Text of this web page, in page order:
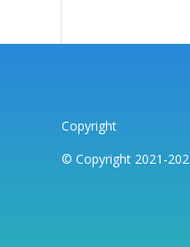
Copyright
© Copyright 2021-